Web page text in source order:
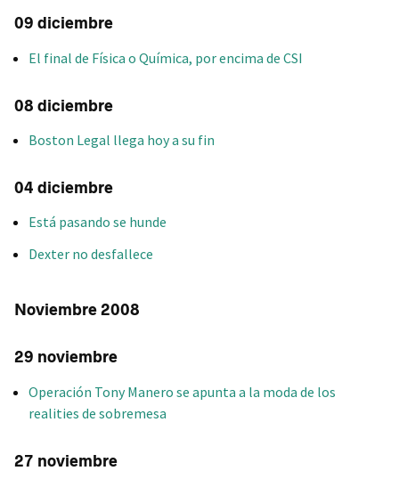
09 diciembre
El final de Física o Química, por encima de CSI
08 diciembre
Boston Legal llega hoy a su fin
04 diciembre
Está pasando se hunde
Dexter no desfallece
Noviembre 2008
29 noviembre
Operación Tony Manero se apunta a la moda de los
realities de sobremesa
27 noviembre